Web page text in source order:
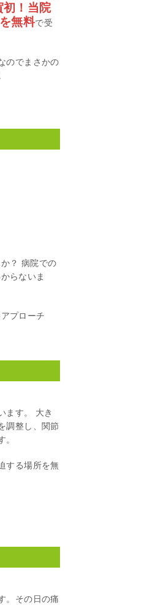
初！当院
無料で受
のでまさかの
？ 病院での
らないま
プローチ
ます。 大き
調整し、関節
。
する場所を無
。その日の痛